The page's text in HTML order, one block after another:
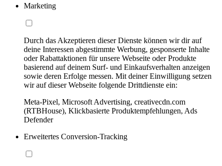
Marketing
Durch das Akzeptieren dieser Dienste können wir dir auf
deine Interessen abgestimmte Werbung, gesponserte Inhalte
oder Rabattaktionen für unsere Webseite oder Produkte
basierend auf deinem Surf- und Einkaufsverhalten anzeigen
sowie deren Erfolge messen. Mit deiner Einwilligung setzen
wir auf dieser Webseite folgende Drittdienste ein:
Meta-Pixel, Microsoft Advertising, creativecdn.com
(RTBHouse), Klickbasierte Produktempfehlungen, Ads
Defender
Erweitertes Conversion-Tracking